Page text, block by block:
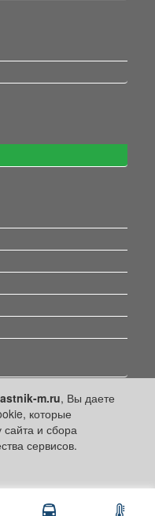
m.ru, Вы даете
которые
сайта и сбора
сервисов.
правах рекламы»,